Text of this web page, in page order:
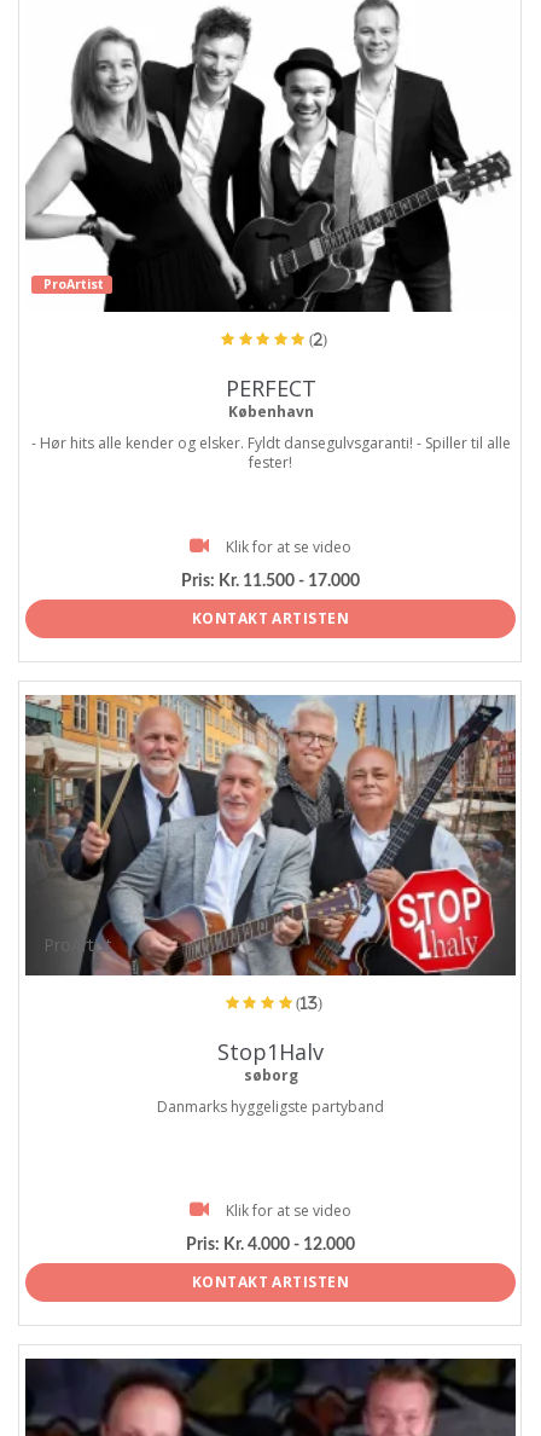
ProArtist
(2)
PERFECT
København
- Hør hits alle kender og elsker. Fyldt dansegulvsgaranti! - Spiller til alle
fester!
Klik for at se video
Pris: Kr. 11.500 - 17.000
KONTAKT ARTISTEN
ProArtist
(13)
Stop1Halv
søborg
Danmarks hyggeligste partyband
Klik for at se video
Pris: Kr. 4.000 - 12.000
KONTAKT ARTISTEN